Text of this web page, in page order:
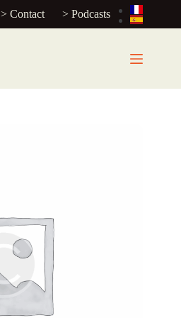
> Contact > Podcasts